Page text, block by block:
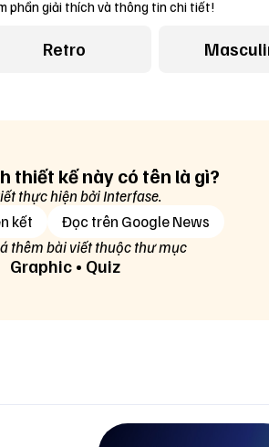
phần giải thích và thông tin chi tiết!
Retro
thiết kế này có tên là gì?
thực hiện bởi Interfase.
kết
Đọc trên Google News
thêm bài viết thuộc thư mục
Graphic• Quiz